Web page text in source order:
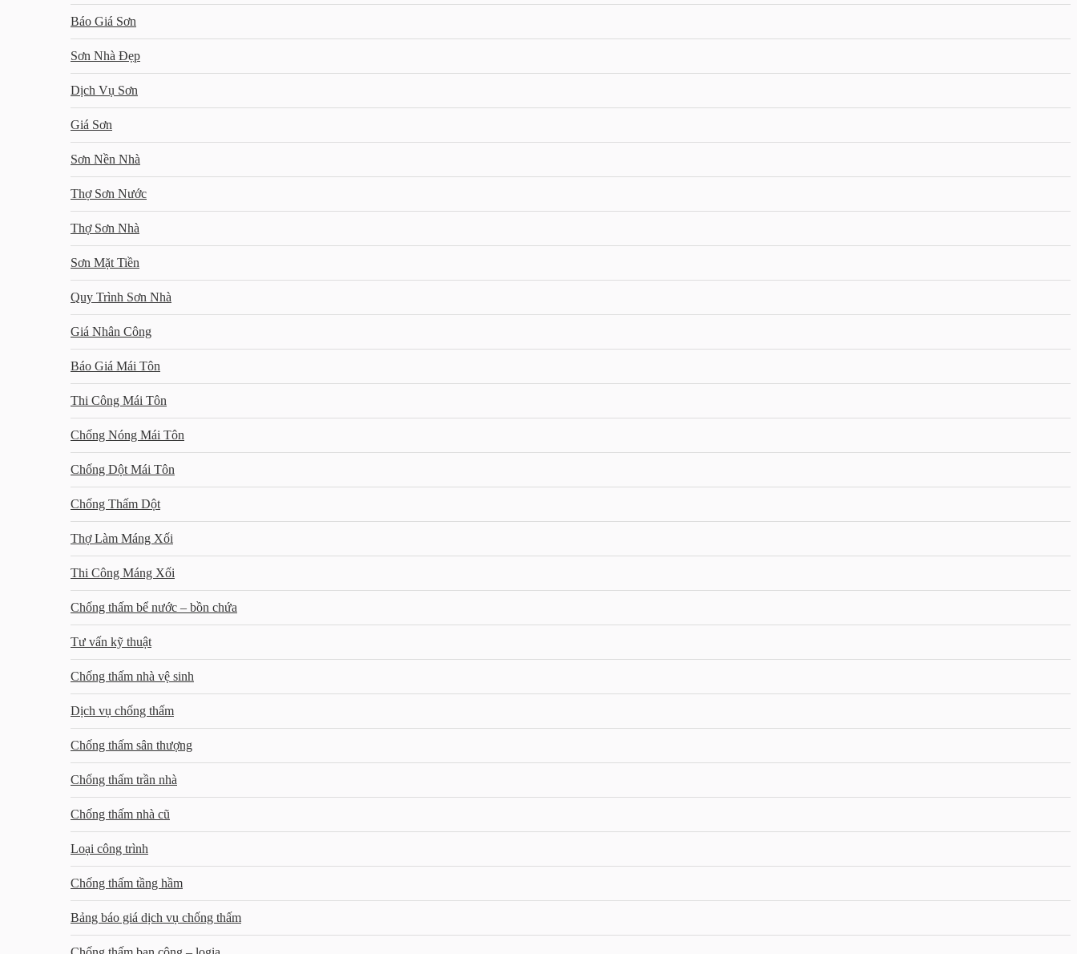
Báo Giá Sơn
Sơn Nhà Đẹp
Dịch Vụ Sơn
Giá Sơn
Sơn Nền Nhà
Thợ Sơn Nước
Thợ Sơn Nhà
Sơn Mặt Tiền
Quy Trình Sơn Nhà
Giá Nhân Công
Báo Giá Mái Tôn
Thi Công Mái Tôn
Chống Nóng Mái Tôn
Chống Dột Mái Tôn
Chống Thấm Dột
Thợ Làm Máng Xối
Thi Công Máng Xối
Chống thấm bể nước – bồn chứa
Tư vấn kỹ thuật
Chống thấm nhà vệ sinh
Dịch vụ chống thấm
Chống thấm sân thượng
Chống thấm trần nhà
Chống thấm nhà cũ
Loại công trình
Chống thấm tầng hầm
Bảng báo giá dịch vụ chống thấm